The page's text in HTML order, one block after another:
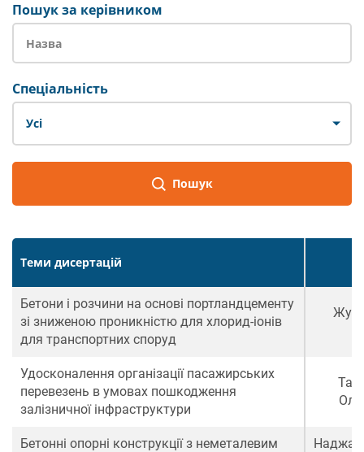
Пошук за керівником
Спеціальність
Усі
Пошук
Теми дисертацій
Бетони і розчини на основі портландцементу
зі зниженою проникністю для хлорид-іонів
для транспортних споруд
Удосконалення організації пасажирських
перевезень в умовах пошкодження
залізничної інфраструктури
Бетонні опорні конструкції з неметалевим